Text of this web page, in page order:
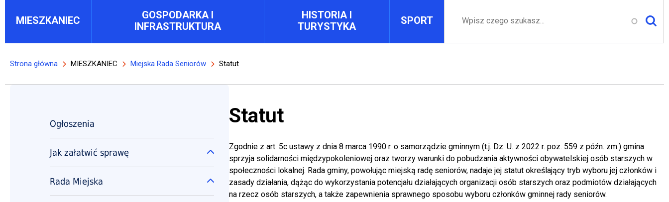
MIESZKANIEC
GOSPODARKA I
INFRASTRUKTURA
HISTORIA I
TURYSTYKA
SPORT
Ścieżka nawigacyjna
Strona główna MIESZKANIEC Miejska Rada Seniorów Statut
Ogłoszenia
Jak załatwić sprawę Rozwińmenu Jak załatwić sprawę
Rada Miejska Rozwińmenu Rada Miejska
Statut
Zgodnie z art. 5c ustawy z dnia 8 marca 1990 r. o samorządzie gminnym (t.j. Dz. U. z 2022 r. poz. 559 z późn. zm.) gmina
sprzyja solidarności międzypokoleniowej oraz tworzy warunki do pobudzania aktywności obywatelskiej osób starszych w
społeczności lokalnej. Rada gminy, powołując miejską radę seniorów, nadaje jej statut określający tryb wyboru jej członków i
zasady działania, dążąc do wykorzystania potencjału działających organizacji osób starszych oraz podmiotów działających
na rzecz osób starszych, a także zapewnienia sprawnego sposobu wyboru członków gminnej rady seniorów.